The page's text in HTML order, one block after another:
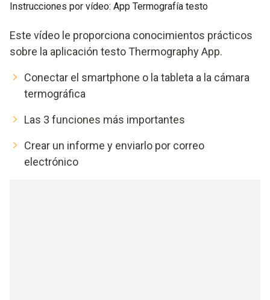
Instrucciones por vídeo: App Termografía testo
Este vídeo le proporciona conocimientos prácticos
sobre la aplicación testo Thermography App.
Conectar el smartphone o la tableta a la cámara
termográfica
Las 3 funciones más importantes
Crear un informe y enviarlo por correo
electrónico